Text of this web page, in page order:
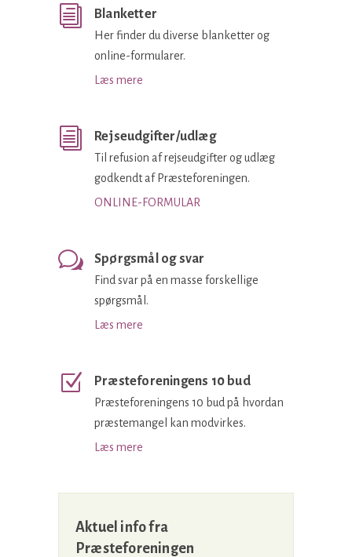
Blanketter
Her finder du diverse blanketter og
online-formularer.
Læs mere
Rejseudgifter/udlæg
Til refusion af rejseudgifter og udlæg
godkendt af Præsteforeningen.
ONLINE-FORMULAR
Spørgsmål og svar
Find svar på en masse forskellige
spørgsmål.
Læs mere
Præsteforeningens 10 bud
Præsteforeningens 10 bud på hvordan
præstemangel kan modvirkes.
Læs mere
Aktuel info fra
Præsteforeningen